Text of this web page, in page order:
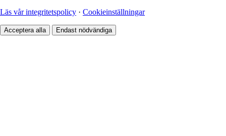
Läs vår integritetspolicy · Cookieinställningar
Acceptera alla Endast nödvändiga